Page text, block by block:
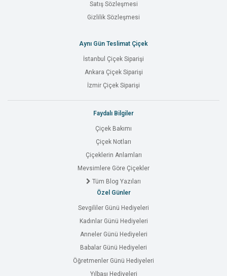
Satış Sözleşmesi
Gizlilik Sözleşmesi
Aynı Gün Teslimat Çiçek
İstanbul Çiçek Siparişi
Ankara Çiçek Siparişi
İzmir Çiçek Siparişi
Faydalı Bilgiler
Çiçek Bakımı
Çiçek Notları
Çiçeklerin Anlamları
Mevsimlere Göre Çiçekler
Tüm Blog Yazıları
Özel Günler
Sevgililer Günü Hediyeleri
Kadınlar Günü Hediyeleri
Anneler Günü Hediyeleri
Babalar Günü Hediyeleri
Öğretmenler Günü Hediyeleri
Yılbaşı Hediyeleri